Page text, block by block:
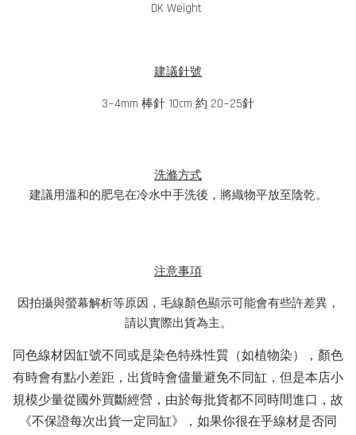
DK Weight
建議針號
3~4mm 棒針 10cm 約 20~25針
洗滌方式
建議用溫和的肥皂在冷水中手洗後，將織物平放至陰乾。
注意事項
因拍攝與螢幕解析等原因，毛線顏色顯示可能會有些許差異，
請以實際出貨為主。
同色線材因缸號不同或是染色特殊性質（如植物染），顏色
有時會有點小差距 ，出貨時會儘量避免不同缸，但是本店小
規模少量從國外買斷經營，由於每批貨都不同時間進口，故
《不保證每次出貨一定同缸》，如果你很在乎線材是否同